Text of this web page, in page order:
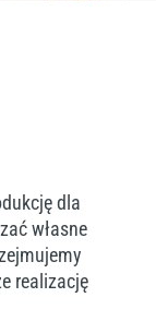
dla
własne
realizację